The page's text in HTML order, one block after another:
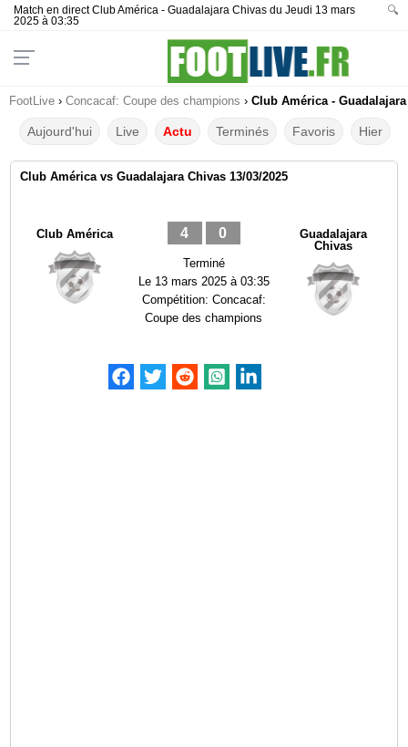
Match en direct Club América - Guadalajara Chivas du Jeudi 13 mars
2025 à 03:35
🔍
FootLive › Concacaf: Coupe des champions › Club América -
Aujourd'hui Live Actu Terminés Favoris Hier
Club América vs Guadalajara Chivas 13/03/2025
Club América 4 0
Terminé
Le 13 mars 2025 à 03:35
Compétition: Concacaf:
Coupe des champions
Guadalajara
Chivas